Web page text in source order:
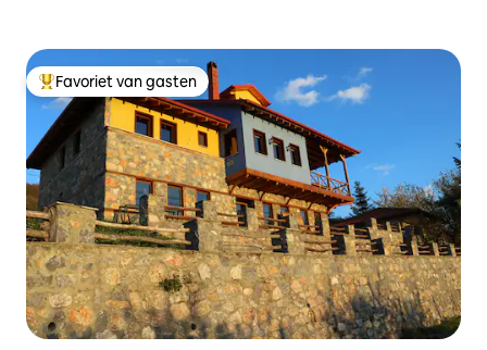
Topfavoriet van gasten
Favoriet van gasten